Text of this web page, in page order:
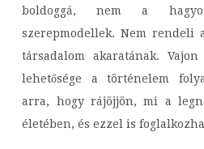
boldoggá, nem a
szerepmodellek. Nem rendeli
társadalom akaratának.
lehetősége a történelem
arra, hogy rájöjjön, mi a
életében, és ezzel is